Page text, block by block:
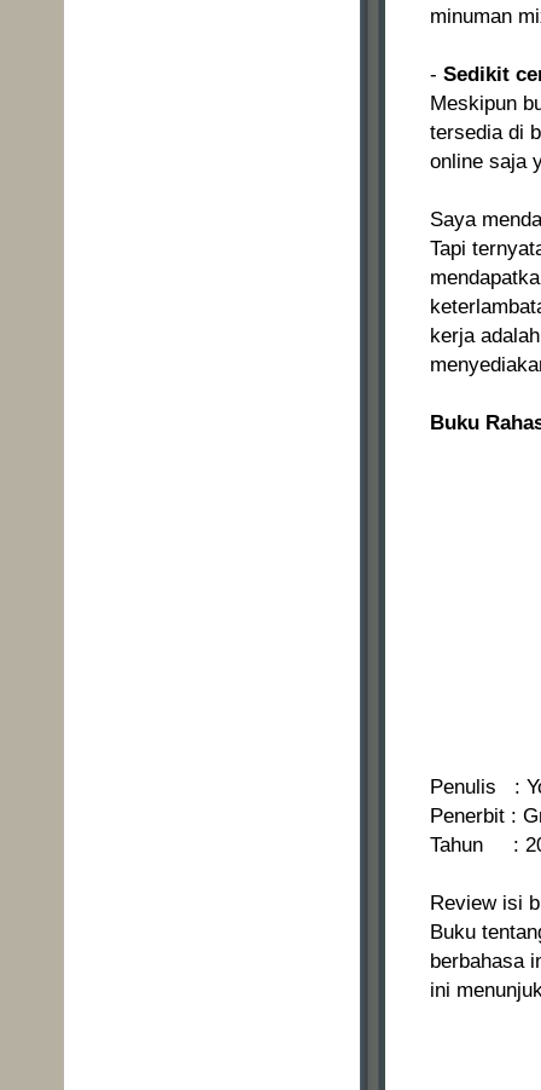
minuman
- Sedikit
Meskipun
tersedia di
online saja
Saya
Tapi
kerja
Buku
Penulis :
Penerbit :
Tahun :
Review isi
Buku
berbahasa
ini